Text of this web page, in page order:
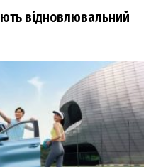
відновлювальний